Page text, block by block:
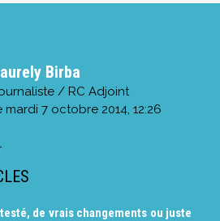
Birba
/ RC Adjoint
mardi 7 octobre 2014, 12:26
de vrais changements ou juste